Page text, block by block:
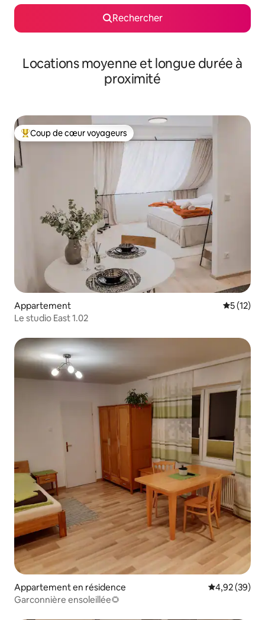
Rechercher
Locations moyenne et longue durée à
proximité
Coups de cœur voyageurs les plus appréciés
Coup de cœur voyageurs
Appartement
5 (12)
Le studio East 1.02
Appartement en résidence Évaluation
4,92 (39)
Garconnière ensoleillée🌻